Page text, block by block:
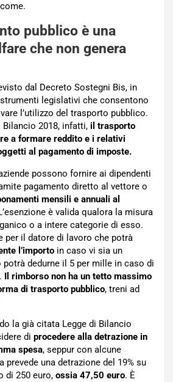
pubblico è una
che non genera
dal Decreto Sostegni Bis, in
legislativi che consentono
l’utilizzo del trasporto pubblico.
Bilancio 2018, infatti, il trasporto
a formare reddito e i relativi
al pagamento di imposte.
possono fornire ai dipendenti
pagamento diretto al vettore o
mensili e annuali al
è valida qualora la misura
o a intere categorie di esso.
per il datore di lavoro che potrà
l’importo in caso vi sia un
dedurne il 5 per mille in caso di
Il rimborso non ha un tetto massimo
di trasporto pubblico, treni ad
la già citata Legge di Bilancio
di procedere alla detrazione in
spesa, seppur con alcune
prevede una detrazione del 19% su
di 250 euro, ossia 47,50 euro. È